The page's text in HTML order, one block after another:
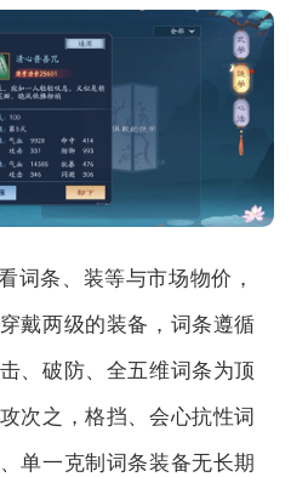
词条、装等与市场物价，
戴两级的装备，词条遵循
、破防、全五维词条为顶
次之，格挡、会心抗性词
单一克制词条装备无长期